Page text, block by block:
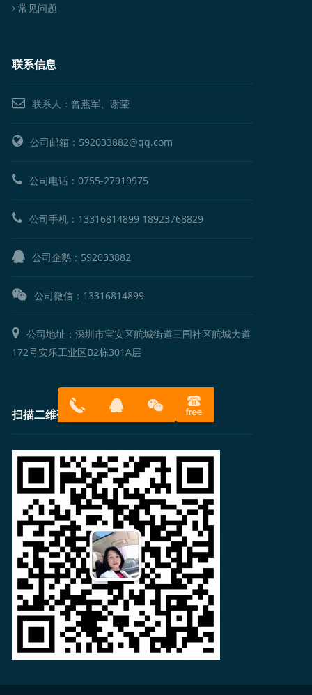
常见问题
联系信息
联系人：曾燕军、谢莹
公司邮箱：592033882@qq.com
公司电话：0755-27919975
公司手机： 13316814899 18923768829
公司企鹅： 592033882
公司微信：13316814899
公司地址：深圳市宝安区航城街道三围社区航城大道
172号安乐工业区B2栋301A层
扫描二维码
899